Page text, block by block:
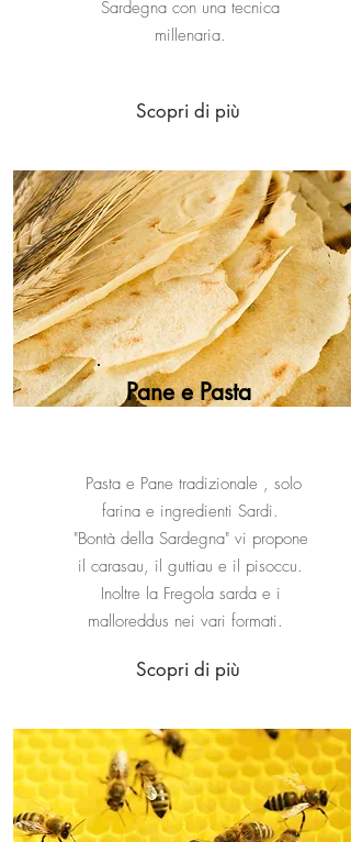
Sardegna con una tecnica
millenaria.
Scopri di più
Pane e Pasta
Pasta e Pane tradizionale , solo
farina e ingredienti Sardi.
"Bontà della Sardegna" vi propone
il carasau, il guttiau e il pisoccu.
Inoltre la Fregola sarda e i
malloreddus nei vari formati.
Scopri di più